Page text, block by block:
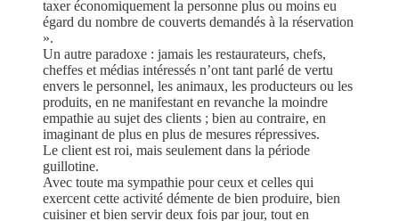
taxer économiquement la personne plus ou moins eu
égard du nombre de couverts demandés à la réservation
».
Un autre paradoxe : jamais les restaurateurs, chefs,
cheffes et médias intéressés n’ont tant parlé de vertu
envers le personnel, les animaux, les producteurs ou les
produits, en ne manifestant en revanche la moindre
empathie au sujet des clients ; bien au contraire, en
imaginant de plus en plus de mesures répressives.
Le client est roi, mais seulement dans la période
guillotine.
Avec toute ma sympathie pour ceux et celles qui
exercent cette activité démente de bien produire, bien
cuisiner et bien servir deux fois par jour, tout en